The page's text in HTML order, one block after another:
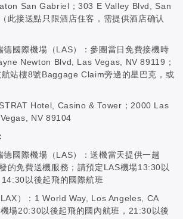
San Gabriel；303 E Valley Blvd, San
此接送點只限酒店住客，需提供酒店确认
國際機場（LAS）：參團當日免費接機時
Newton Blvd, Las Vegas, NV 89119；
站樓8號Baggage Claim旁邊的星巴克，或
Hotel, Casino & Tower；2000 Las
NV 89104
國際機場（LAS）：送機當天提供一趟
的免費送機服務；請預定LAS機場13:30以
以後起飛的國際航班
）：1 World Way, Los Angeles, CA
場20:30以後起飛的國內航班，21:30以後